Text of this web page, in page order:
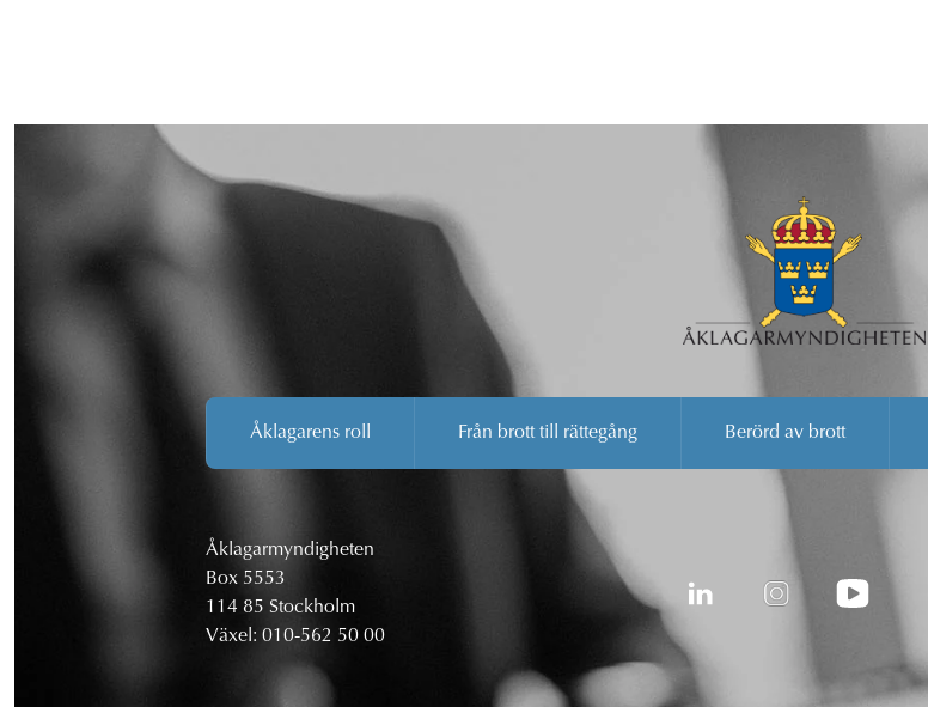
Åklagarens roll Från brott till rättegång Berörd av brott
Åklagarmyndigheten
Box 5553
114 85 Stockholm
Växel: 010-562 50 00